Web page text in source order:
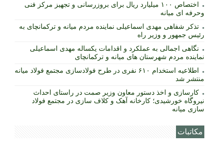
اختصاص ۱۰۰ میلیارد ریال برای بروزرسانی و تجهیز مرکز فنی
وحرفه ای میانه
تذکر شفاهی مهدی اسماعیلی نماینده مردم میانه و ترکمانچای به
رئیس جمهور و وزیر راه
نگاهی اجمالی به عملکرد و اقدامات یکساله مهدی اسماعیلی
نماینده مردم شهرستان های میانه و ترکمانچای
اطلاعیه استخدام ۶۱۰ نفری در طرح فولادسازی مجتمع فولاد میانه
منتشر شد
کارسازی و اخذ دستور معاون وزیر صمت در راستای احداث
نیروگاه خورشیدی؛ کارخانه آهک و کلاف سازی در مجتمع فولاد
سازی میانه
مکاتبات